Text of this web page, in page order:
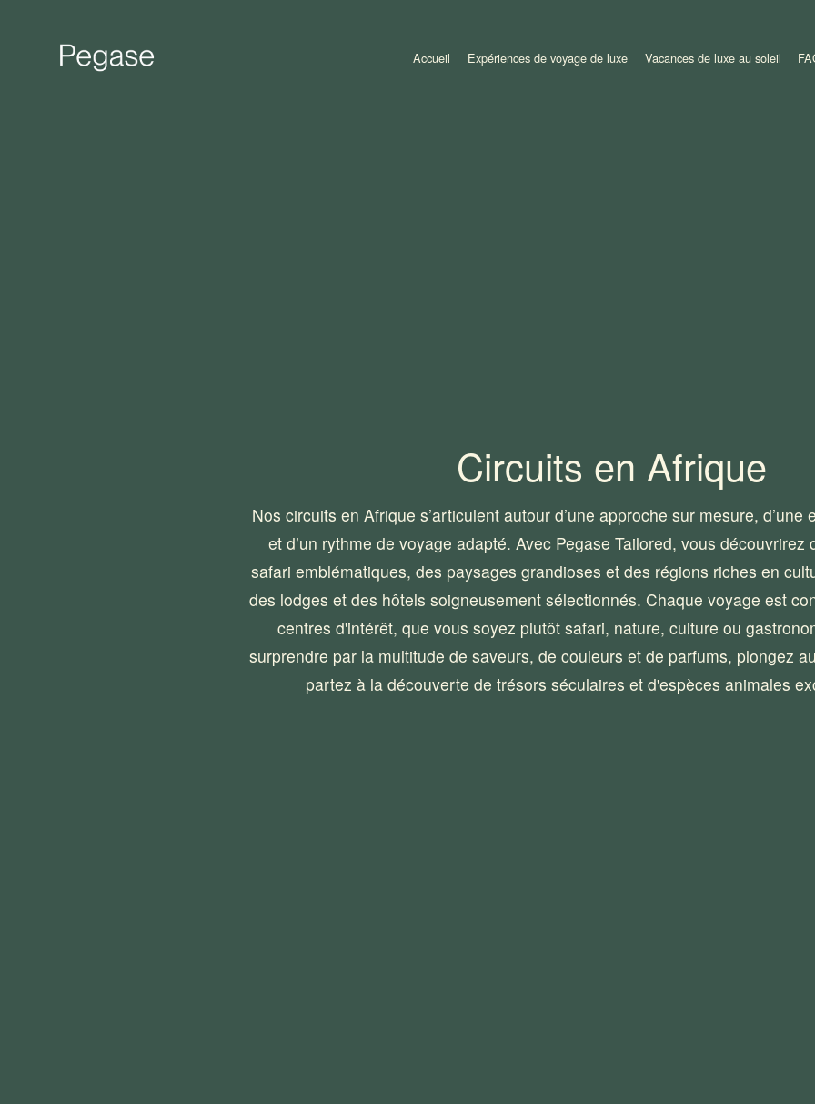
Accueil Expériences de voyage de luxe Vacances de luxe au soleil
Circuits en Afrique
Nos circuits en Afrique s’articulent autour d’une approche sur mesure,
et d’un rythme de voyage adapté. Avec Pegase Tailored, vous découvrirez
safari emblématiques, des paysages grandioses et des régions riches en
des lodges et des hôtels soigneusement sélectionnés. Chaque voyage est
centres d'intérêt, que vous soyez plutôt safari, nature, culture ou
surprendre par la multitude de saveurs, de couleurs et de parfums, plongez
partez à la découverte de trésors séculaires et d'espèces animales